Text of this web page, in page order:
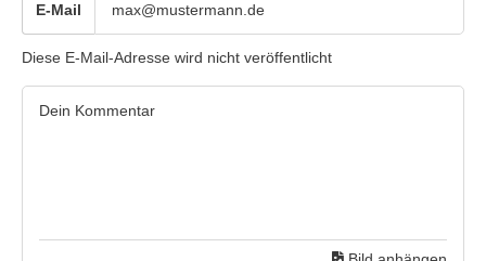
E-Mail
Diese E-Mail-Adresse wird nicht veröffentlicht